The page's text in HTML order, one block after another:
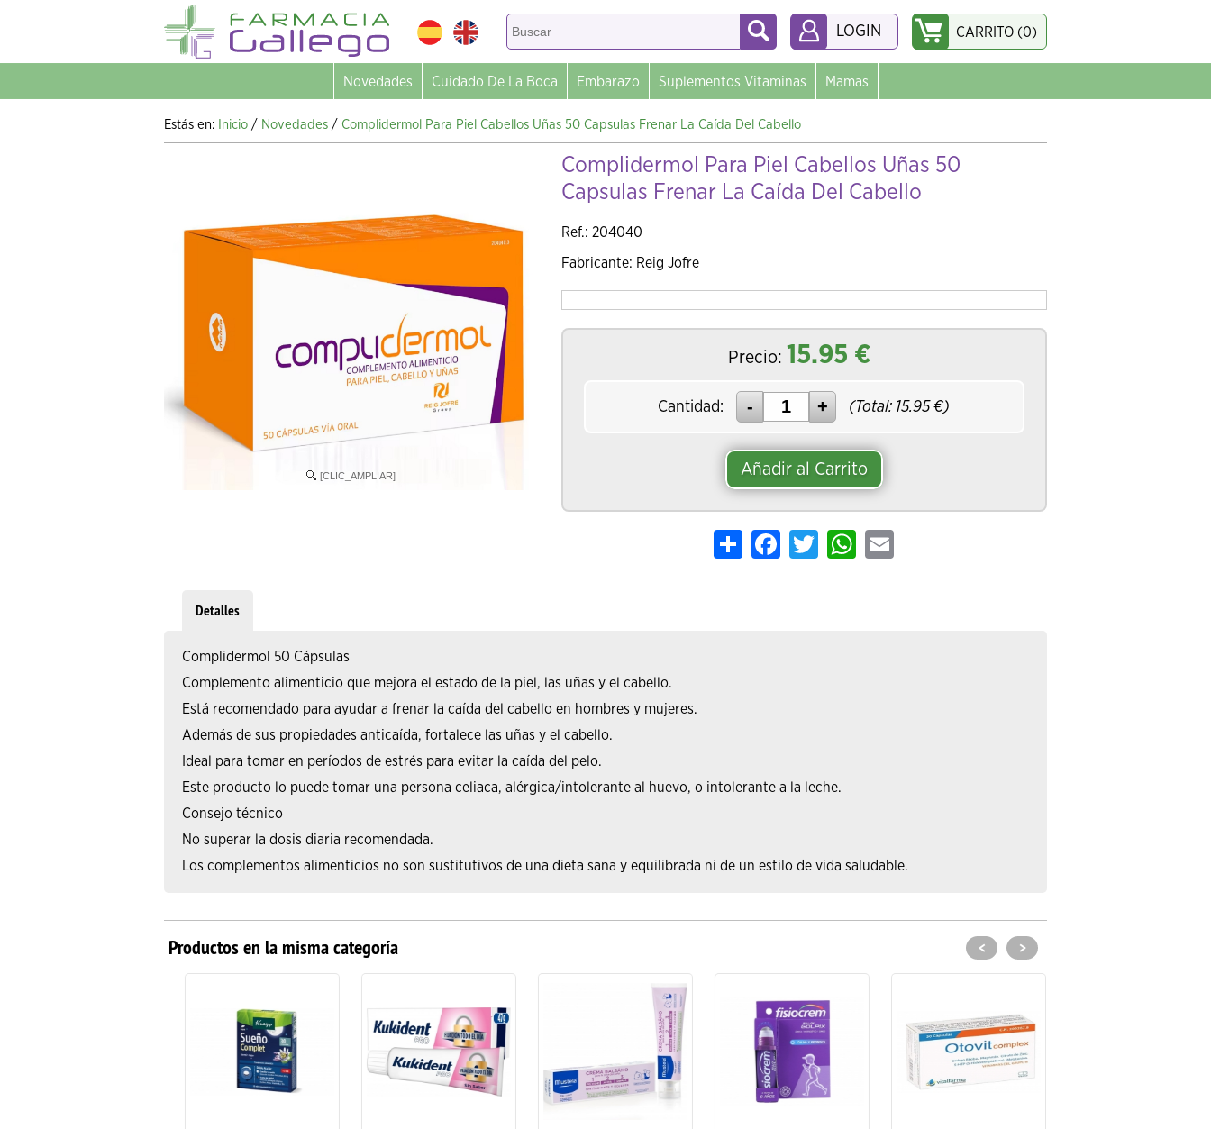
LOGIN CARRITO (0)
Novedades Cuidado De La Boca Embarazo Suplementos Vitaminas Mamas
Estás en: Inicio / Novedades / Complidermol Para Piel Cabellos Uñas 50 Capsulas Frenar La Caída Del Cabello
[CLIC_AMPLIAR]
Complidermol Para Piel Cabellos Uñas 50
Capsulas Frenar La Caída Del Cabello
Ref.: 204040
Fabricante: Reig Jofre
Precio: 15.95 €
Cantidad: (Total: 15.95€)
Añadir al Carrito
Share FacebookTwitter WhatsApp
Detalles
Complidermol 50 Cápsulas
Complemento alimenticio que mejora el estado de la piel, las uñas y el cabello.
Está recomendado para ayudar a frenar la caída del cabello en hombres y mujeres.
Además de sus propiedades anticaída, fortalece las uñas y el cabello.
Ideal para tomar en períodos de estrés para evitar la caída del pelo.
Este producto lo puede tomar una persona celiaca, alérgica/intolerante al huevo, o intolerante a la leche.
Consejo técnico
No superar la dosis diaria recomendada.
Los complementos alimenticios no son sustitutivos de una dieta sana y equilibrada ni de un estilo de vida saludable.
Productos en la misma categoría < >